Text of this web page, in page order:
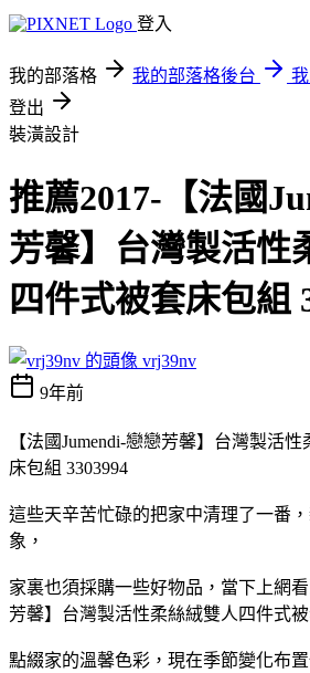
登入
我的部落格 我的部落格後台
登出
裝潢設計
推薦2017-【法國
芳馨】台灣製活性
四件式被套床包組
vrj39nv
9年前
【法國Jumendi-戀戀芳馨】台灣製活
床包組 3303994
這些天辛苦忙碌的把家中清理了一番
象，
家裏也須採購一些好物品，當下上網
芳馨】台灣製活性柔絲絨雙人四件式
點綴家的溫馨色彩，現在季節變化布置